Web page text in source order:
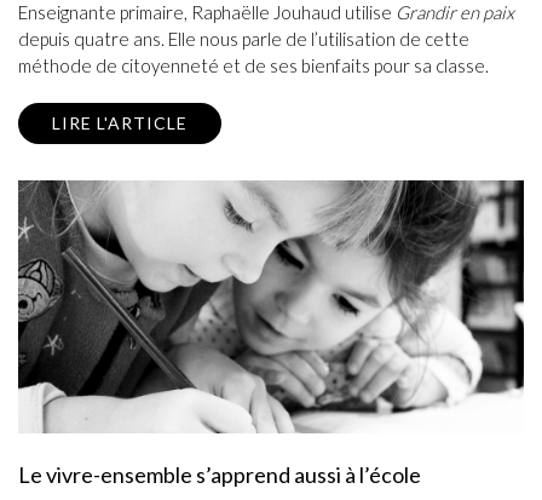
Enseignante primaire, Raphaëlle Jouhaud utilise Grandir en paix
depuis quatre ans. Elle nous parle de l’utilisation de cette
méthode de citoyenneté et de ses bienfaits pour sa classe.
LIRE L'ARTICLE
Le vivre-ensemble s’apprend aussi à l’école